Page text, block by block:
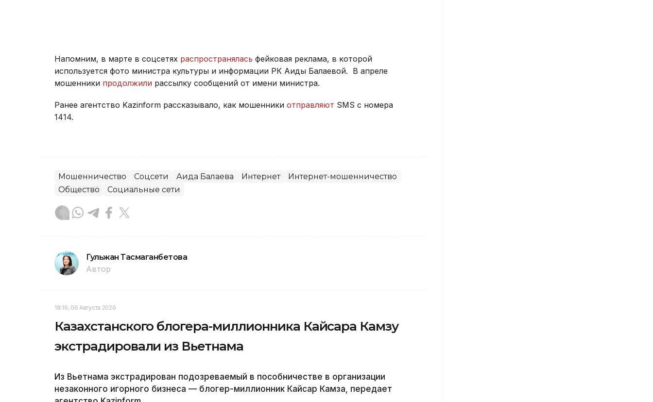
Напомним, в марте в соцсетях распространялась фейковая реклама, в которой
используется фото министра культуры и информации РК Аиды Балаевой. В апреле
мошенники продолжили рассылку сообщений от имени министра.
Ранее агентство Kazinform рассказывало, как мошенники отправляют SMS с номера
1414.
Мошенничество Соцсети Аида Балаева Интернет
Интернет-мошенничество
Общество
Социальные сети
Гульжан Тасмаганбетова
Автор
18:16, 06 Августа 2026
Казахстанского блогера-миллионника Кайсара Камзу
экстрадировали из Вьетнама
Из Вьетнама экстрадирован подозреваемый в пособничестве в организации
незаконного игорного бизнеса — блогер-миллионник Кайсар Камза, передает